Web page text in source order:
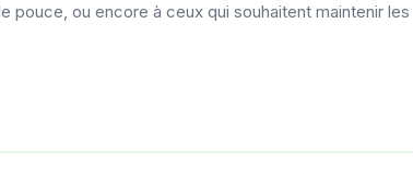
pouce, ou encore à ceux qui souhaitent maintenir les